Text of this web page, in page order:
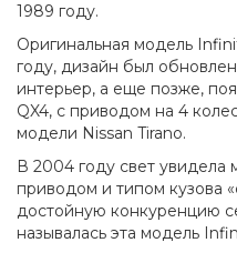
1989 году.
Оригинальная модель
году, дизайн был
интерьер, а еще позже,
QX4, с приводом на 4
модели Nissan Tirano.
В 2004 году свет
приводом и типом кузова
достойную конкуренцию
называлась эта модель